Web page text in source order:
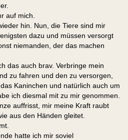
auf mich.
hin. Nun, die Tiere sind mir
dazu und müssen versorgt
niemanden, der das machen
das auch brav. Verbringe mein
zu fahren und den zu versorgen,
Kaninchen und natürlich auch um
ich diesmal mit zu mir genommen.
auffrisst, mir meine Kraft raubt
aus den Händen gleitet.
hatte ich mir soviel